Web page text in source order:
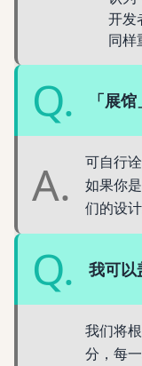
开发
同样
Q. 「展
A.
可自行
如果你
们的设
Q. 我可以
我们将
分，每